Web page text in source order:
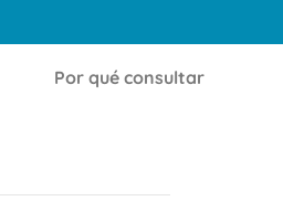
Por qué consultar